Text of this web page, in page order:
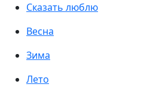
Сказать люблю
Весна
Зима
Лето